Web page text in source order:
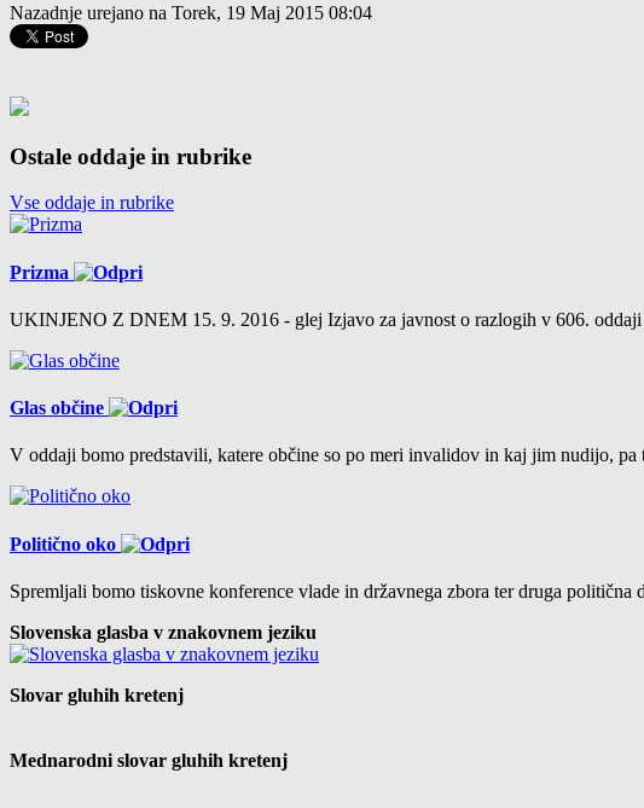
Nazadnje urejano na Torek, 19 Maj 2015 08:04
Ostale oddaje in rubrike
Vse oddaje in rubrike
Prizma
UKINJENO Z DNEM 15. 9. 2016 - glej Izjavo za javnost o razlogih v 606.
Glas občine
V oddaji bomo predstavili, katere občine so po meri invalidov in kaj jim nudijo,
Politično oko
Spremljali bomo tiskovne konference vlade in državnega zbora ter druga
Slovenska glasba v znakovnem jeziku
Slovar gluhih kretenj
Mednarodni slovar gluhih kretenj